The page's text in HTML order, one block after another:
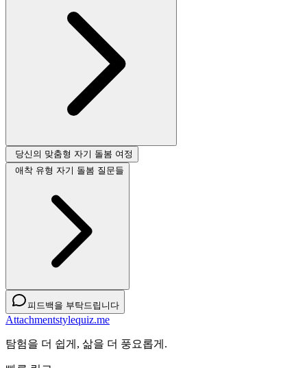
당신의 맞춤형 자기 돌봄 여정
애착 유형 자기 돌봄 질문들
피드백을 부탁드립니다
Attachmentstylequiz.me
탐험을 더 쉽게, 삶을 더 풍요롭게.